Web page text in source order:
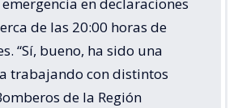
en declaraciones
de las 20:00 horas de
“Sí, bueno, ha sido una
trabajando con distintos
de la Región